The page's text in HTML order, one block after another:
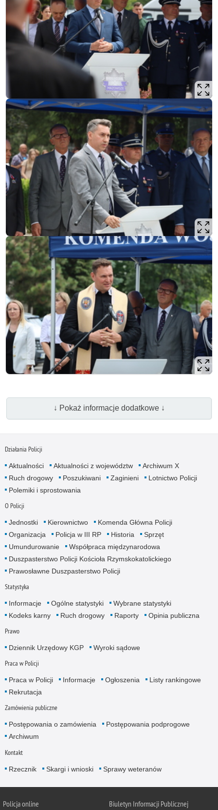
↓ Pokaż informacje dodatkowe ↓
Działania Policji
Aktualności Aktualności z województw
Archiwum X
Ruch drogowy
Poszukiwani Zaginieni
Lotnictwo Policji
Polemiki i sprostowania
O Policji
Jednostki Kierownictwo
Komenda Główna Policji
Organizacja
Policja w III RP Historia
Sprzęt
Umundurowanie
Współpraca międzynarodowa
Duszpasterstwo Policji Kościoła Rzymskokatolickiego
Prawosławne Duszpasterstwo Policji
Statystyka
Informacje Ogólne statystyki
Wybrane statystyki
Kodeks karny
Ruch drogowy Raporty Opinia publiczna
Prawo
Dziennik Urzędowy KGP Wyroki sądowe
Praca w Policji
Praca w Policji Informacje Ogłoszenia
Listy rankingowe
Rekrutacja
Zamówienia publiczne
Postępowania o zamówienia
Postępowania podprogowe
Archiwum
Kontakt
Rzecznik Skargi i wnioski Sprawy weteranów
Policjaonline Biuletyn Informacji Publicznej